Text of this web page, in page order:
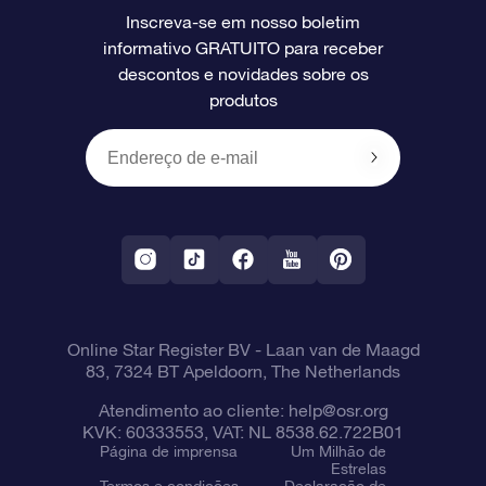
Avaliações
O cartão de presente da OSR
Presentes corporativos
Página estelar personalizada
Um Milhão de Estrelas
OSR Starsaver
Aplicativo RV Fly me to the stars
Informações de pagamento
Política de devolução
Constelações
Inscreva-se em nosso boletim
informativo GRATUITO para receber
descontos e novidades sobre os
produtos
Online Star Register BV- Laan van de Maagd
83, 7324 BT Apeldoorn, The Netherlands
Atendimento ao cliente: help@osr.org
KVK: 60333553, VAT: NL 8538.62.722B01
Página de imprensa
Um Milhão de
Estrelas